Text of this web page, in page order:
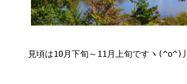
見頃は10月下旬～11月上旬ですヽ(^o^)丿